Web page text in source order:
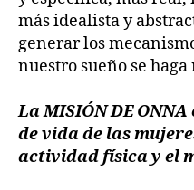
más idealista y
generar los
nuestro sueño se
La MISIÓN DE
de vida de las
actividad física y el